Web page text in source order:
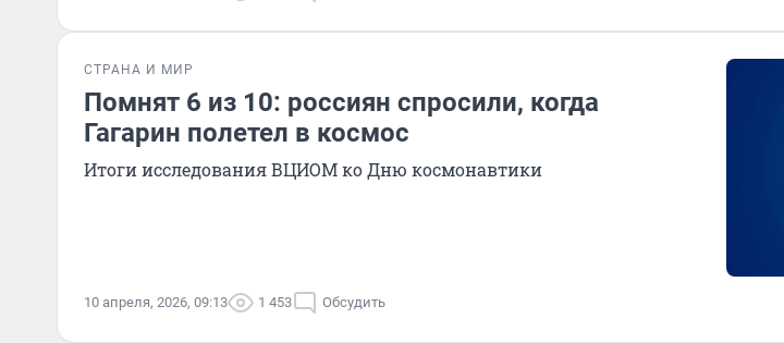
СТРАНА И МИР
Помнят 6 из 10: россиян спросили, когда
Гагарин полетел в космос
Итоги исследования ВЦИОМ ко Дню космонавтики
10 апреля, 2026, 09:13 1 453 Обсудить